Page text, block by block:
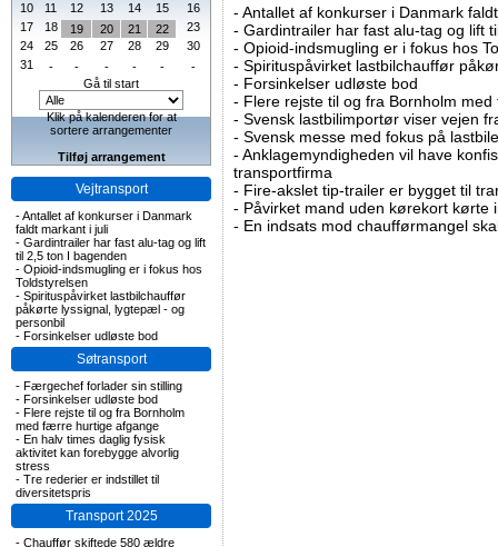
10
11 12 13 14 15
16
17
18 19 20 21 22
23
24
25 26 27 28 29
30
31
- - - - -
-
Gå til start
Klik på kalenderen for at
sortere arrangementer
Tilføj arrangement
Vejtransport
-Antallet af konkurser i Danmark
faldt markant i juli
- Gardintrailer har fast alu-tag og lift
til 2,5 ton I bagenden
- Opioid-indsmugling er i fokus hos
Toldstyrelsen
- Spirituspåvirket lastbilchauffør
påkørte lyssignal, lygtepæl - og
personbil
- Forsinkelser udløste bod
Søtransport
- Færgechef forlader sin stilling
- Forsinkelser udløste bod
- Flere rejste til og fra Bornholm
med færre hurtige afgange
- En halv times daglig fysisk
aktivitet kan forebygge alvorlig
stress
- Tre rederier er indstillet til
diversitetspris
Transport 2025
- Chauffør skiftede 580 ældre
- Antallet af konkurser i Danmark
- Gardintrailer har fast alu-tag og lift
- Opioid-indsmugling er i fokus hos
- Spirituspåvirket lastbilchauffør
- Forsinkelser udløste bod
- Flere rejste til og fra Bornholm
- Svensk lastbilimportør viser vejen
- Svensk messe med fokus på
- Anklagemyndigheden vil have
transportfirma
- Fire-akslet tip-trailer er bygget til
- Påvirket mand uden kørekort kørte
- En indsats mod chaufførmangel